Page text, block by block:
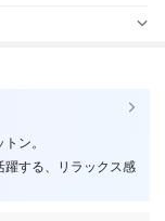
ン。
躍する、リラックス感